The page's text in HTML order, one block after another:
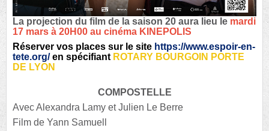
La projection du film de la saison 20 aura lieu le mardi
17 mars à 20H00 au cinéma KINEPOLIS
Réserver vos places sur le site https://www.espoir-en-
tete.org/ en spécifiant ROTARY BOURGOIN PORTE
DE LYON
COMPOSTELLE
Avec Alexandra Lamy et Julien Le Berre
Film de Yann Samuell